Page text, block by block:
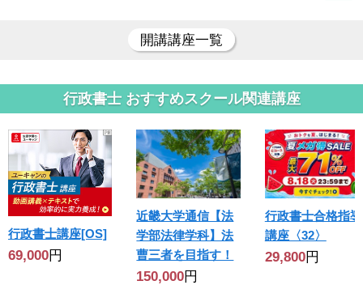
開講講座一覧
行政書士 おすすめスクール関連講座
行政書士講座[OS]
69,000円
近畿大学通信【法
学部法律学科】法
曹三者を目指す！
150,000円
行政書士合格指導
講座〈32〉
29,800円